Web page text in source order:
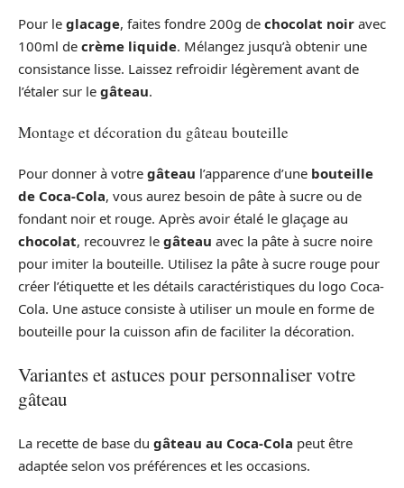
Pour le glacage, faites fondre 200g de chocolat noir avec
100ml de crème liquide. Mélangez jusqu’à obtenir une
consistance lisse. Laissez refroidir légèrement avant de
l’étaler sur le gâteau.
Montage et décoration du gâteau bouteille
Pour donner à votre gâteau l’apparence d’une bouteille
de Coca-Cola, vous aurez besoin de pâte à sucre ou de
fondant noir et rouge. Après avoir étalé le glaçage au
chocolat, recouvrez le gâteau avec la pâte à sucre noire
pour imiter la bouteille. Utilisez la pâte à sucre rouge pour
créer l’étiquette et les détails caractéristiques du logo Coca-
Cola. Une astuce consiste à utiliser un moule en forme de
bouteille pour la cuisson afin de faciliter la décoration.
Variantes et astuces pour personnaliser votre
gâteau
La recette de base du gâteau au Coca-Cola peut être
adaptée selon vos préférences et les occasions.